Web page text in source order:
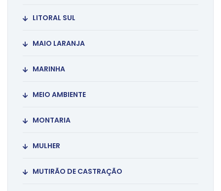
LITORAL SUL
MAIO LARANJA
MARINHA
MEIO AMBIENTE
MONTARIA
MULHER
MUTIRÃO DE CASTRAÇÃO